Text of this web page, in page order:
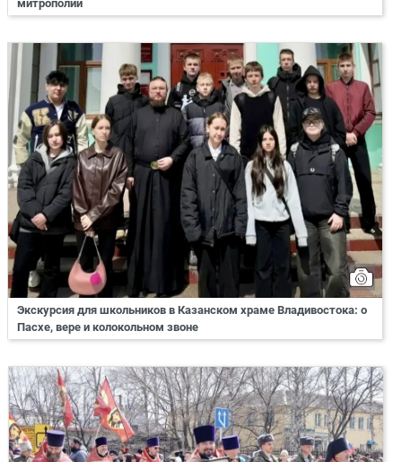
митрополии
Экскурсия для школьников в Казанском храме Владивостока: о
Пасхе, вере и колокольном звоне